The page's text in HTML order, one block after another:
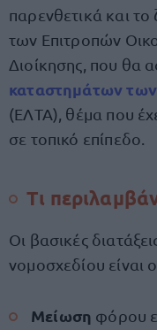
παρενθετικά και το
των Επιτροπών
Διοίκησης, που θα
καταστημάτων
(ΕΛΤΑ), θέμα που
σε τοπικό επίπεδο.
Τι
Οι βασικές
νομοσχεδίου είναι
Μείωση φόρου